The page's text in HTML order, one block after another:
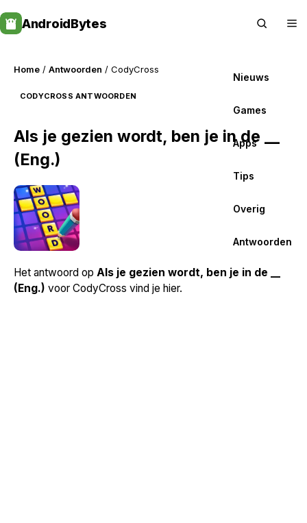
to
content
AndroidBytes
Nieuws
Games
Apps
Tips
Overig
Antwoorden
Home / Antwoorden / CodyCross
CODYCROSS ANTWOORDEN
Als je gezien wordt, ben je in de __
(Eng.)
Het antwoord op Als je gezien wordt, ben je in de __
(Eng.) voor CodyCross vind je hier.